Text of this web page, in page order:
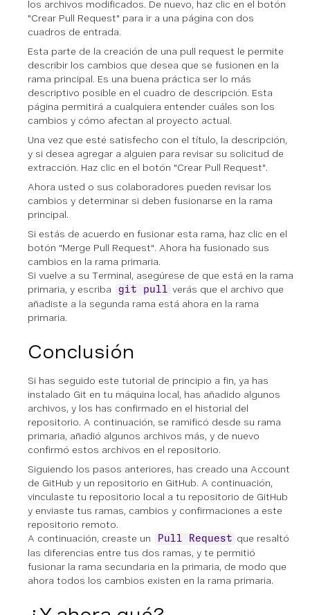
los archivos modificados. De nuevo, haz clic en el botón
"Crear Pull Request" para ir a una página con dos
cuadros de entrada.
Esta parte de la creación de una pull request le permite
describir los cambios que desea que se fusionen en la
rama principal. Es una buena práctica ser lo más
descriptivo posible en el cuadro de descripción. Esta
página permitirá a cualquiera entender cuáles son los
cambios y cómo afectan al proyecto actual.
Una vez que esté satisfecho con el título, la descripción,
y si desea agregar a alguien para revisar su solicitud de
extracción. Haz clic en el botón "Crear Pull Request".
Ahora usted o sus colaboradores pueden revisar los
cambios y determinar si deben fusionarse en la rama
principal.
Si estás de acuerdo en fusionar esta rama, haz clic en el
botón "Merge Pull Request". Ahora ha fusionado sus
cambios en la rama primaria.
Si vuelve a su Terminal, asegúrese de que está en la rama
primaria, y escriba
git pull
verás que el archivo que
añadiste a la segunda rama está ahora en la rama
primaria.
Conclusión
Si has seguido este tutorial de principio a fin, ya has
instalado Git en tu máquina local, has añadido algunos
archivos, y los has confirmado en el historial del
repositorio. A continuación, se ramificó desde su rama
primaria, añadió algunos archivos más, y de nuevo
confirmó estos archivos en el repositorio.
Siguiendo los pasos anteriores, has creado una Account
de GitHub y un repositorio en GitHub. A continuación,
vinculaste tu repositorio local a tu repositorio de GitHub
y enviaste tus ramas, cambios y confirmaciones a este
repositorio remoto.
A continuación, creaste un
Pull Request que resaltó
las diferencias entre tus dos ramas, y te permitió
fusionar la rama secundaria en la primaria, de modo que
ahora todos los cambios existen en la rama primaria.